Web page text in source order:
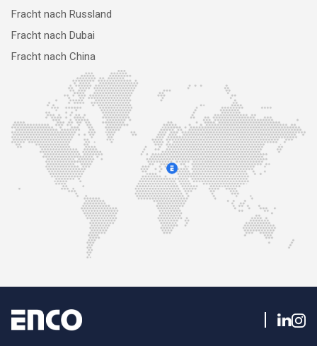
Fracht nach Russland
Fracht nach Dubai
Fracht nach China